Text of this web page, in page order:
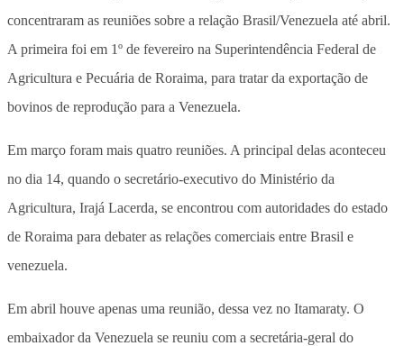
concentraram as reuniões sobre a relação Brasil/Venezuela até abril.
A primeira foi em 1º de fevereiro na Superintendência Federal de
Agricultura e Pecuária de Roraima, para tratar da exportação de
bovinos de reprodução para a Venezuela.
Em março foram mais quatro reuniões. A principal delas aconteceu
no dia 14, quando o secretário-executivo do Ministério da
Agricultura, Irajá Lacerda, se encontrou com autoridades do estado
de Roraima para debater as relações comerciais entre Brasil e
venezuela.
Em abril houve apenas uma reunião, dessa vez no Itamaraty. O
embaixador da Venezuela se reuniu com a secretária-geral do